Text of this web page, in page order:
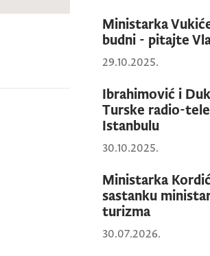
Ministarka
budni - pitajte
29.10.2025.
Ibrahimović i
Turske radio-
Istanbulu
30.10.2025.
Ministarka
sastanku
turizma
30.07.2026.